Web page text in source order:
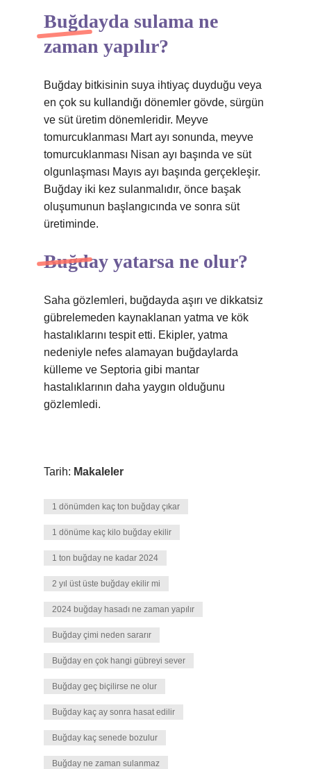
Buğdayda sulama ne
zaman yapılır?
Buğday bitkisinin suya ihtiyaç duyduğu veya
en çok su kullandığı dönemler gövde, sürgün
ve süt üretim dönemleridir. Meyve
tomurcuklanması Mart ayı sonunda, meyve
tomurcuklanması Nisan ayı başında ve süt
olgunlaşması Mayıs ayı başında gerçekleşir.
Buğday iki kez sulanmalıdır, önce başak
oluşumunun başlangıcında ve sonra süt
üretiminde.
Buğday yatarsa ne olur?
Saha gözlemleri, buğdayda aşırı ve dikkatsiz
gübrelemeden kaynaklanan yatma ve kök
hastalıklarını tespit etti. Ekipler, yatma
nedeniyle nefes alamayan buğdaylarda
külleme ve Septoria gibi mantar
hastalıklarının daha yaygın olduğunu
gözlemledi.
Tarih: Makaleler
1 dönümden kaç ton buğday çıkar
1 dönüme kaç kilo buğday ekilir
1 ton buğday ne kadar 2024
2 yıl üst üste buğday ekilir mi
2024 buğday hasadı ne zaman yapılır
Buğday çimi neden sararır
Buğday en çok hangi gübreyi sever
Buğday geç biçilirse ne olur
Buğday kaç ay sonra hasat edilir
Buğday kaç senede bozulur
Buğday ne zaman sulanmaz